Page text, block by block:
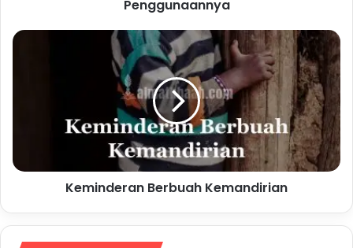
Penggunaannya
Keminderan
Keminderan Berbuah Kemandirian